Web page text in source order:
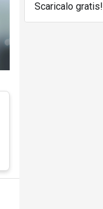
Scaricalo gratis!